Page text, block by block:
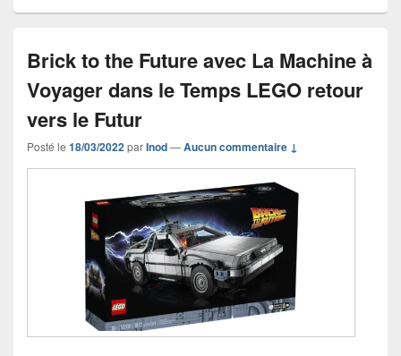
Brick to the Future avec La Machine à
Voyager dans le Temps LEGO retour
vers le Futur
Posté le 18/03/2022 parInod—Aucun commentaire ↓